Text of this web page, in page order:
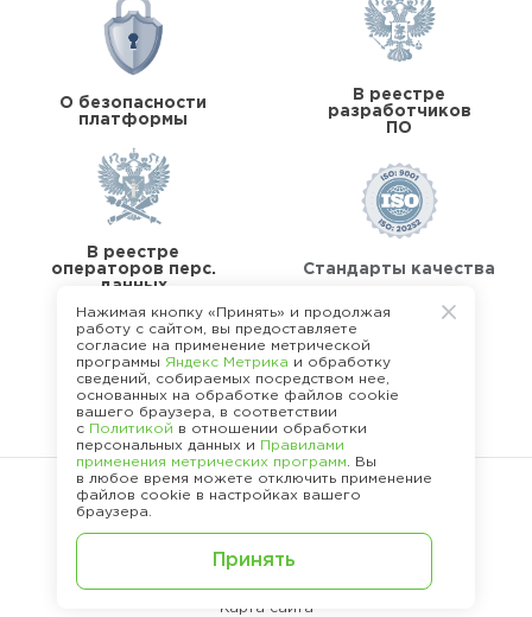
О безопасности
платформы
В реестре
разработчиков
ПО
В реестре
операторов перс.
данных
Стандарты качества
О команде Happy Job
Политика конфиденциальности
Карта сайта
Нажимая кнопку «Принять» и продолжая
работу с сайтом, вы предоставляете
согласие на применение метрической
программы Яндекс Метрика и обработку
сведений, собираемых посредством нее,
основанных на обработке файлов cookie
вашего браузера, в соответствии
с Политикой в отношении обработки
персональных данных и
Правилами
применения метрических программ . Вы
в любое время можете отключить применение
файлов cookie в настройках вашего
браузера.
Принять